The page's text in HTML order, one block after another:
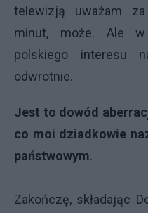
telewizją uważam
minut, może. Ale w
polskiego interesu
odwrotnie.
Jest to dowód
co moi dziadkowie
państwowym.
Zakończę, składając